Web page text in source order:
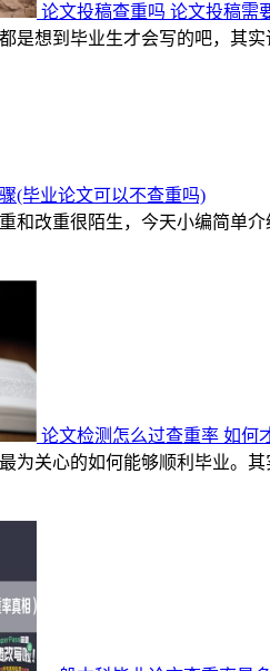
论文投稿查重吗 论文投稿需
是想到毕业生才会写的吧，其
(毕业论文可以不查重吗)
和改重很陌生，今天小编简单
论文检测怎么过查重率 如何
为关心的如何能够顺利毕业。